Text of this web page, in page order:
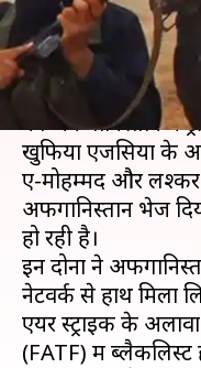
क्या है खबर?
बालाकोट एयर
को अफगानिस्तान में
खुफिया एजेंसियों के
ए-मोहम्मद और
अफगानिस्तान भेज
हो रही है।
इन दोनों ने
नेटवर्क से हाथ मिला
एयर स्ट्राइक के
(FATF) में ब्लैकलिस्ट